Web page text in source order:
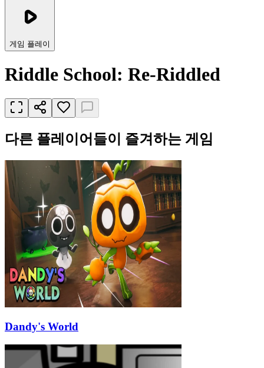
게임 플레이
Riddle School: Re-Riddled
다른 플레이어들이 즐겨하는 게임
Dandy's World